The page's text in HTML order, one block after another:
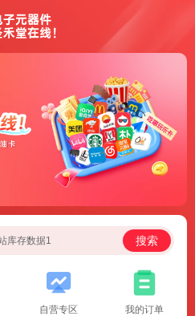
库存数据1 搜索
自营专区 我的订单